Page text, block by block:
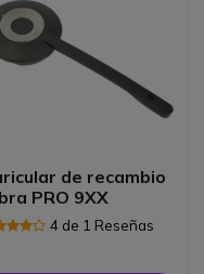
de recambio
PRO 9XX
4 de 1 Reseñas